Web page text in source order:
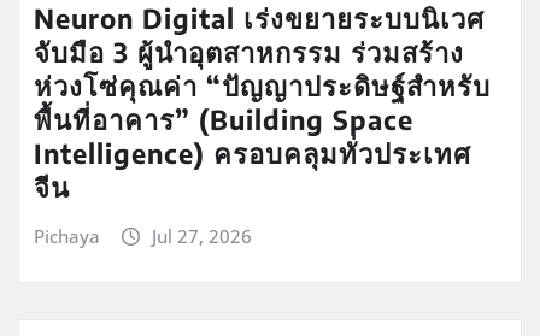
Neuron Digital เร่งขยายระบบนิเวศ
จับมือ 3 ผู้นำอุตสาหกรรม ร่วมสร้าง
ห่วงโซ่คุณค่า “ปัญญาประดิษฐ์สำหรับ
พื้นที่อาคาร” (Building Space
Intelligence) ครอบคลุมทั่วประเทศ
จีน
Pichaya Jul 27, 2026